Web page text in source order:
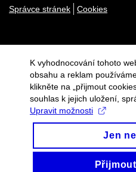
Správce stránek
Cookies
K vyhodnocování tohoto
obsahu a reklam
klikněte na „přijmout
souhlas k jejich uložení,
Upravit možnosti
Jen